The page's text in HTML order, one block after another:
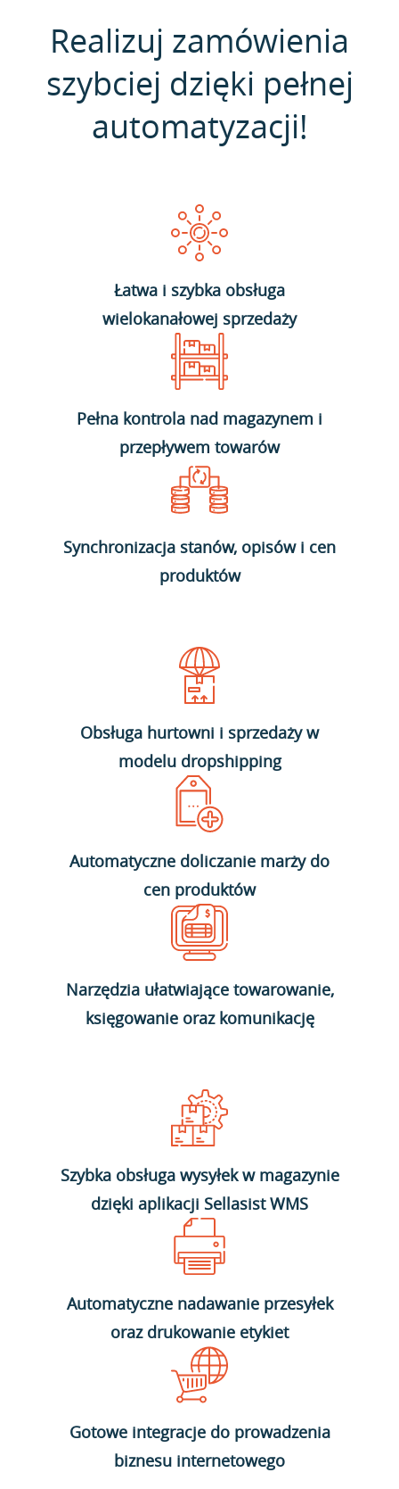
Realizuj zamówienia
szybciej dzięki pełnej
automatyzacji!
Łatwa i szybka obsługa
wielokanałowej sprzedaży
Pełna kontrola nad magazynem i
przepływem towarów
Synchronizacja stanów, opisów i cen
produktów
Obsługa hurtowni i sprzedaży w
modelu dropshipping
Automatyczne doliczanie marży do
cen produktów
Narzędzia ułatwiające towarowanie,
księgowanie oraz komunikację
Szybka obsługa wysyłek w magazynie
dzięki aplikacji Sellasist WMS
Automatyczne nadawanie przesyłek
oraz drukowanie etykiet
Gotowe integracje do prowadzenia
biznesu internetowego